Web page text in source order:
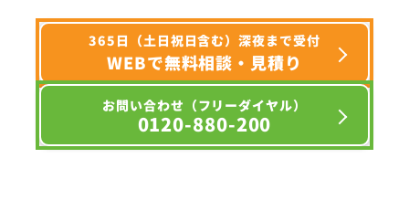
365日（土日祝日含む）深夜まで受付
WEBで無料相談・見積り
お問い合わせ（フリーダイヤル）
0120-880-200